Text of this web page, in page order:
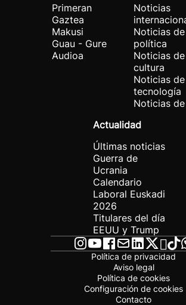
Primeran
Gaztea
Makusi
Guau - Gure
Audioa
Noticias
Noticias de
política
Noticias de
cultura
Noticias de
tecnología
Noticias
Actualidad
Últimas noticias
Guerra de
Ucrania
Calendario
Laboral Euskadi
2026
Titulares del día
EEUU y Trump
Política de privacidad
Aviso legal
Política de cookies
Configuración de cookies
Contacto